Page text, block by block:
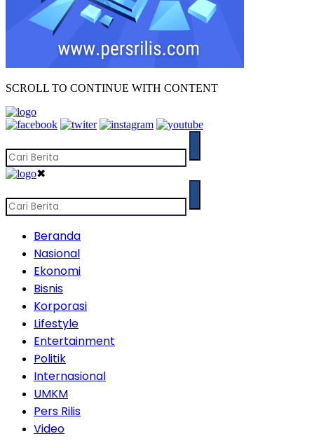
SCROLL TO CONTINUE WITH CONTENT
✖
Beranda
Nasional
Ekonomi
Bisnis
Korporasi
Lifestyle
Entertainment
Politik
Internasional
UMKM
Pers Rilis
Video